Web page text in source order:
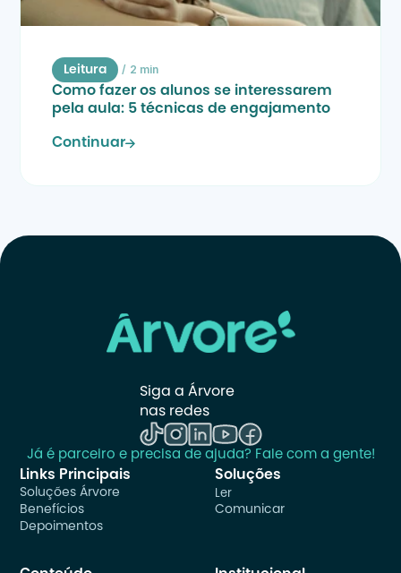
Leitura / 2 min
Como fazer os alunos se interessarem
pela aula: 5 técnicas de engajamento
Continuar
Siga a Árvore
nas redes
Já é parceiro e precisa de ajuda? Fale com a gente!
Links Principais
Soluções Árvore
Benefícios
Depoimentos
Soluções
Ler
Comunicar